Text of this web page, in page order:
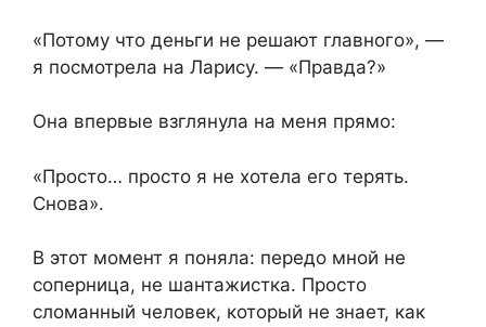
«Потому что деньги не решают главного», —
я посмотрела на Ларису. — «Правда?»
Она впервые взглянула на меня прямо:
«Просто… просто я не хотела его терять.
Снова».
В этот момент я поняла: передо мной не
соперница, не шантажистка. Просто
сломанный человек, который не знает, как